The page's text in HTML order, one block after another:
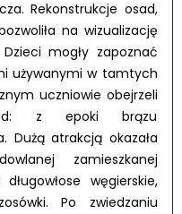
Rekonstrukcje osad,
na wizualizację
mogły zapoznać
używanymi w tamtych
uczniowie obejrzeli
z epoki brązu
Dużą atrakcją okazała
zamieszkanej
węgierskie,
Po zwiedzaniu